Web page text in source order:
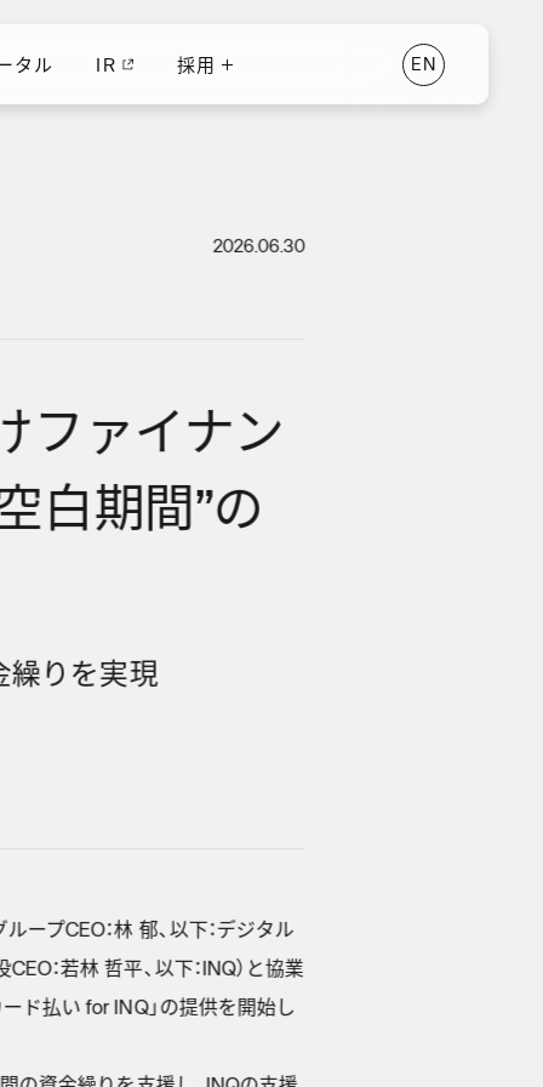
タル
IR
採用
EN
EN
ファイナン
白期間”の
繰りを実現
2026.06.30
ープCEO：林 郁、以下：デジタル
：若林 哲平、以下：INQ）と協業
ド払い for INQ」の提供を開始し